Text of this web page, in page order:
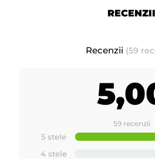
RECENZII
Recenzii (59
59 recenzii
5 stele
4 stele